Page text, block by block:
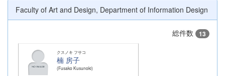
Faculty of Art and Design, Department of Information Design
総件数 13
クスノキ フサコ
楠 房子
Fusako Kusunoki